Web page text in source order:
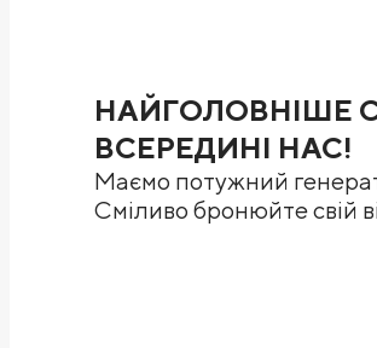
НАЙГОЛОВНІШЕ
ВСЕРЕДИНІ НАС!
Маємо потужний
Сміливо бронюйте свій